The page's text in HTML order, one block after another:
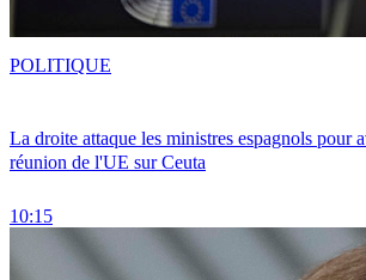
La droite attaque les ministres espagnols pour
réunion de l'UE sur Ceuta
10:15
POLITIQUE